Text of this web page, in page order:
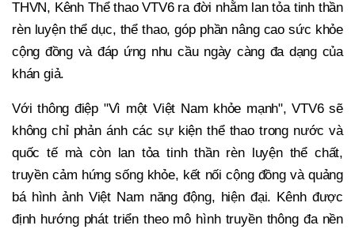
THVN, Kênh Thể thao VTV6 ra đời nhằm lan tỏa tinh thần
rèn luyện thể dục, thể thao, góp phần nâng cao sức khỏe
cộng đồng và đáp ứng nhu cầu ngày càng đa dạng của
khán giả.
Với thông điệp "Vì một Việt Nam khỏe mạnh", VTV6 sẽ
không chỉ phản ánh các sự kiện thể thao trong nước và
quốc tế mà còn lan tỏa tinh thần rèn luyện thể chất,
truyền cảm hứng sống khỏe, kết nối cộng đồng và quảng
bá hình ảnh Việt Nam năng động, hiện đại. Kênh được
định hướng phát triển theo mô hình truyền thông đa nền